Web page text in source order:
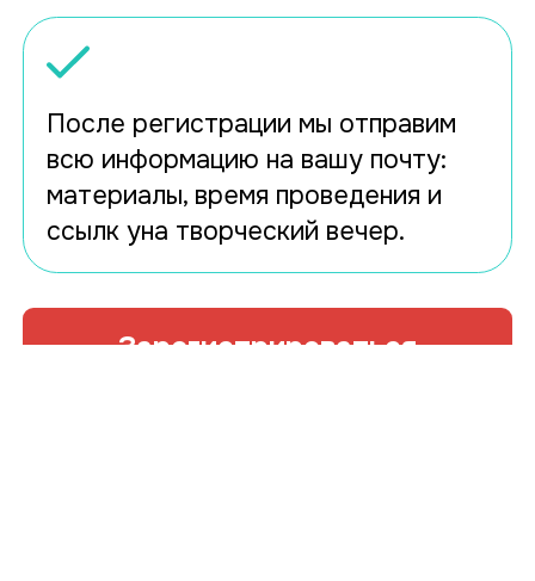
После регистрации мы отправим
всю информацию на вашу почту:
материалы, время проведения и
ссылк уна творческий вечер.
Зарегистрироваться